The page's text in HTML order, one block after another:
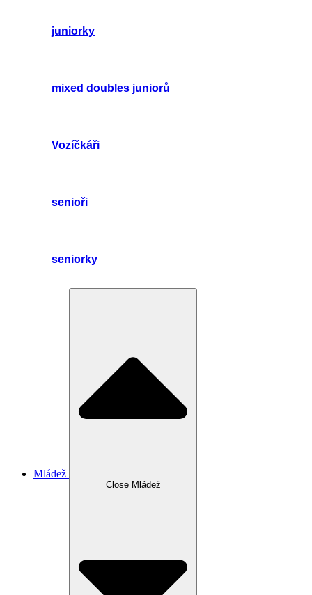
juniorky
mixed doubles juniorů
Vozíčkáři
senioři
seniorky
Mládež
Close Mládež